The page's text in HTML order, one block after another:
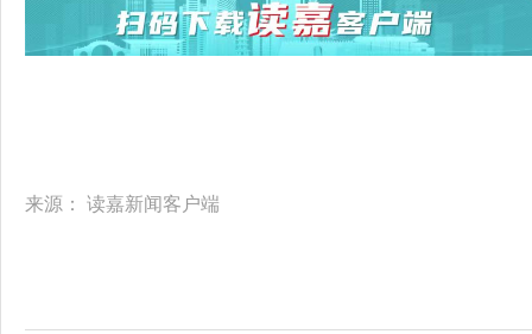
来源： 读嘉新闻客户端